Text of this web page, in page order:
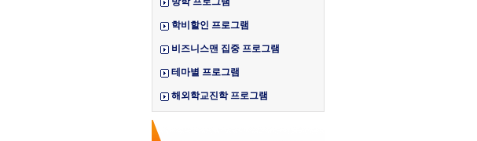
학비할인 프로그램
비즈니스맨 집중 프로그램
테마별 프로그램
해외학교진학 프로그램